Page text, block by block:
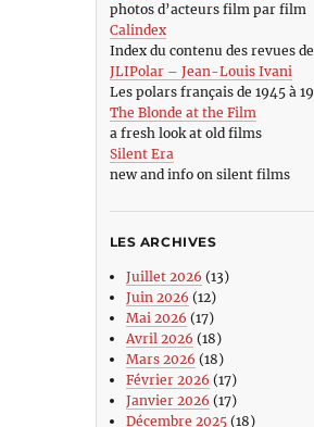
photos d’acteurs film par film
Calindex
Index du contenu des revues
JLIPolar – Jean-Louis Ivani
Les polars français de 1945 à
The Blonde at the Film
a fresh look at old films
Silent Era
new and info on silent films
LES ARCHIVES
Juillet 2026 (13)
Juin 2026 (12)
Mai 2026 (17)
Avril 2026 (18)
Mars 2026 (18)
Février 2026 (17)
Janvier 2026 (17)
Décembre 2025(18)